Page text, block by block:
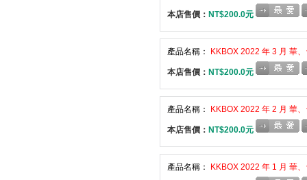
本店售價： NT$200.0元
產品名稱： KKBOX 2022 年 3 月 華
本店售價： NT$200.0元
產品名稱： KKBOX 2022 年 2 月 華
本店售價： NT$200.0元
產品名稱： KKBOX 2022 年 1 月 華